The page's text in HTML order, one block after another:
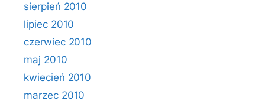
sierpień 2010
lipiec 2010
czerwiec 2010
maj 2010
kwiecień 2010
marzec 2010